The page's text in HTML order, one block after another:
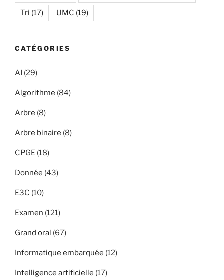
Tri (17) UMC (19)
CATÉGORIES
AI (29)
Algorithme (84)
Arbre (8)
Arbre binaire (8)
CPGE (18)
Donnée (43)
E3C (10)
Examen (121)
Grand oral (67)
Informatique embarquée (12)
Intelligence artificielle (17)